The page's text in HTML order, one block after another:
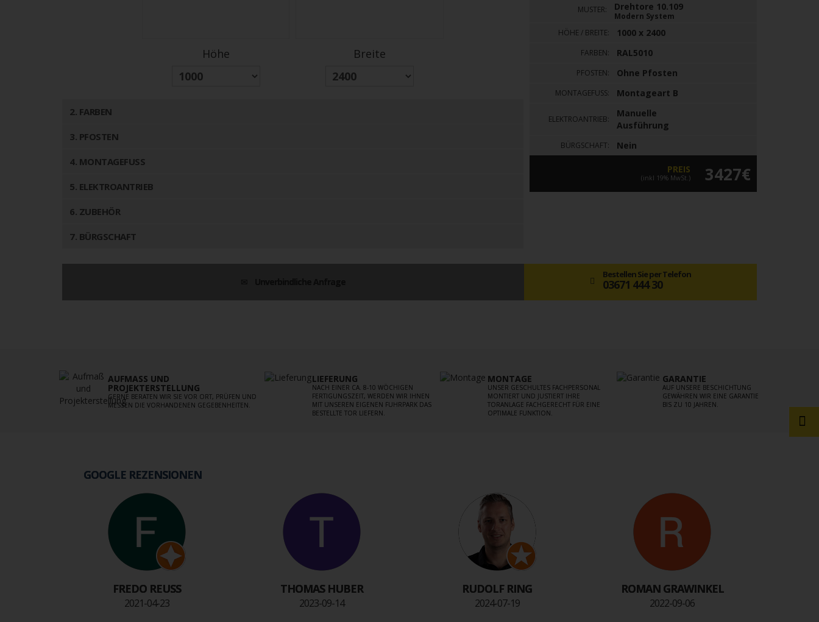
Höhe Breite
2. FARBEN
3. PFOSTEN
4. MONTAGEFUSS
5. ELEKTROANTRIEB
6. ZUBEHÖR
7. BÜRGSCHAFT
MUSTER: Drehtore 10.109
Modern System
HÖHE / BREITE: 1000 x 2400
FARBEN: RAL5010
PFOSTEN: Ohne Pfosten
MONTAGEFUSS: Montageart B
ELEKTROANTRIEB:
Manuelle
Ausführung
BÜRGSCHAFT: Nein
PREIS
(inkl 19% MwSt.) 3427€
Bestellen Sie per Telefon
03671 444 30
AUFMASS UND P
ROJEKTERSTELLUNG
GERNE BERATEN WIR SIE VOR ORT, PRÜFEN UND
MESSEN DIE VORHANDENEN GEGEBENHEITEN.
LIEFERUNG
NACH EINER CA. 8-10 WÖCHIGEN
FERTIGUNGSZEIT, WERDEN WIR IHNEN
MIT UNSEREN EIGENEN FUHRPARK DAS
BESTELLTE TOR LIEFERN.
MONTAGE
UNSER GESCHULTES FACHPERSONAL
MONTIERT UND JUSTIERT IHRE
TORANLAGE FACHGERECHT FÜR EINE
OPTIMALE FUNKTION.
GARANTIE
AUF UNSERE BESCHICHTUNG
GEWÄHREN WIR EINE GARANTIE
BIS ZU 10 JAHREN.
GOOGLE REZENSIONEN
FREDO REUSS
2021-04-23
THOMAS HUBER
2023-09-14
RUDOLF RING
2024-07-19
ROMAN GRAWINKEL
2022-09-06